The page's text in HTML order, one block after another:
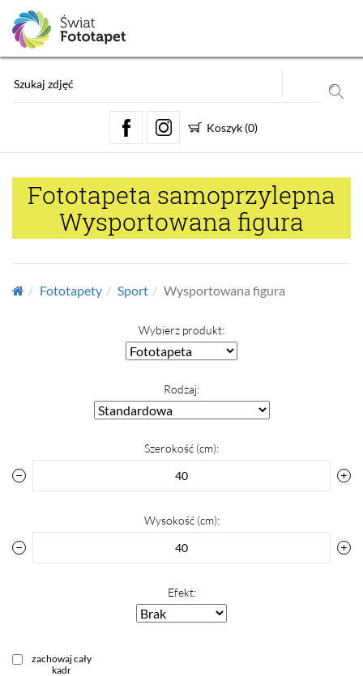
Koszyk (0)
Fototapeta samoprzylepna
Wysportowana figura
Fototapety Sport Wysportowana figura
Wybierz produkt:
Rodzaj:
Szerokość (cm):
Wysokość (cm):
Efekt:
zachowaj cały
kadr